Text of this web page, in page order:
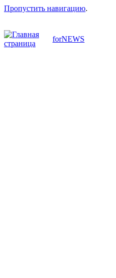
Пропустить навигацию.
forNEWS